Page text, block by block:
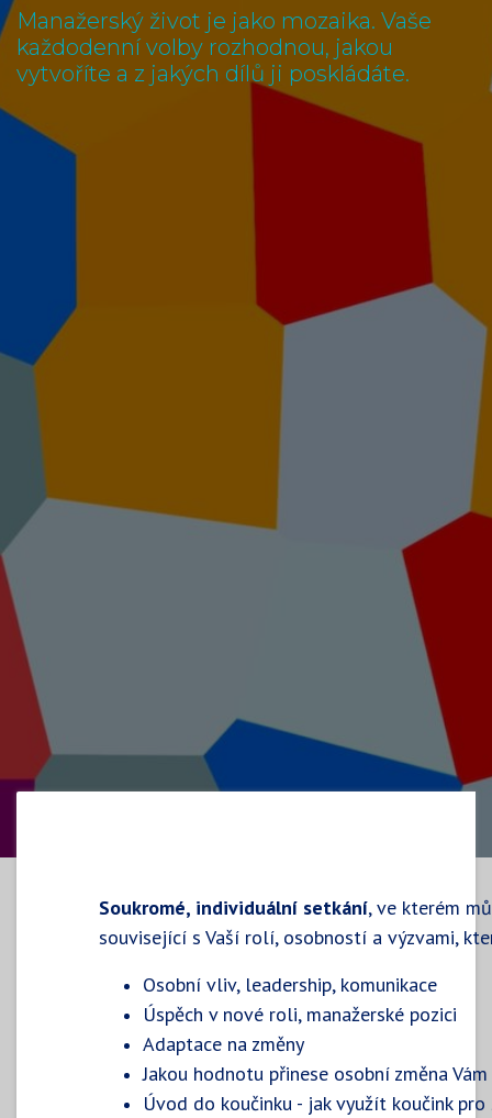
Manažerský život je jako mozaika. Vaše
každodenní volby rozhodnou, jakou
vytvoříte a z jakých dílů ji poskládáte.
Soukromé, individuální setkání, ve kterém
související s Vaší rolí, osobností a výzvami,
Osobní vliv, leadership, komunikace
Úspěch v nové roli, manažerské pozici
Adaptace na změny
Jakou hodnotu přinese osobní změna
Úvod do koučinku - jak využít koučink pro